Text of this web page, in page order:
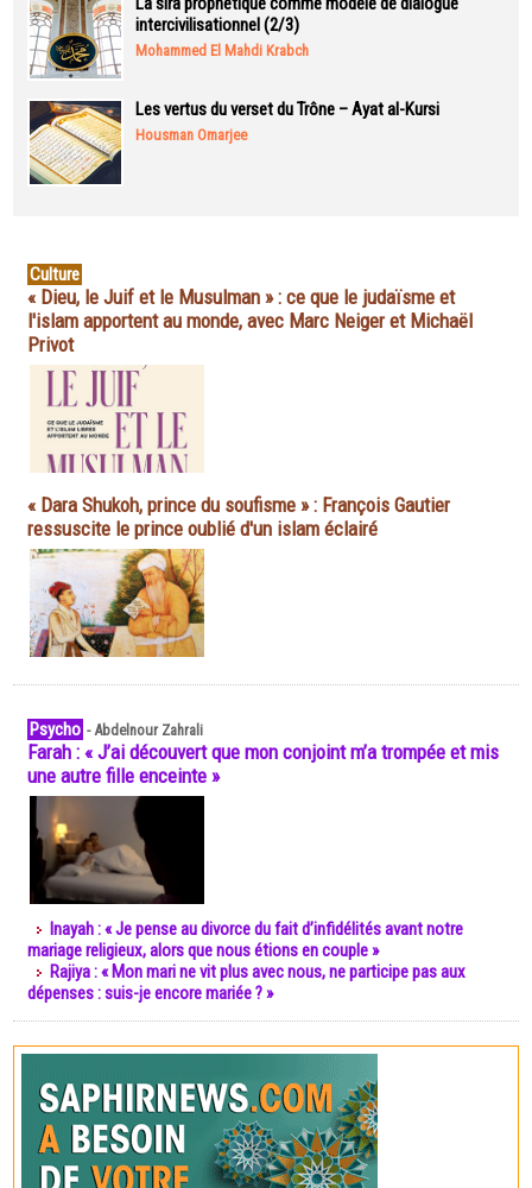
intercivilisationnel (2/3)
Mohammed El Mahdi Krabch
Les vertus du verset du Trône – Ayat al-Kursi
Housman Omarjee
Culture
« Dieu, le Juif et le Musulman » : ce que le judaïsme et
l'islam apportent au monde, avec Marc Neiger et Michaël
Privot
« Dara Shukoh, prince du soufisme » : François Gautier
ressuscite le prince oublié d'un islam éclairé
Psycho -Abdelnour Zahrali
Farah : « J’ai découvert que mon conjoint m’a trompée et mis
une autre fille enceinte »
Inayah : « Je pense au divorce du fait d’infidélités avant notre
mariage religieux, alors que nous étions en couple »
Rajiya : « Mon mari ne vit plus avec nous, ne participe pas aux
dépenses : suis-je encore mariée ? »